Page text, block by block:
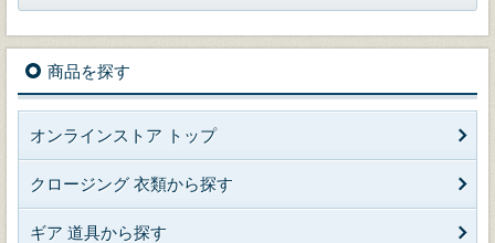
商品を探す
オンラインストア トップ
クロージング 衣類から探す
ギア 道具から探す